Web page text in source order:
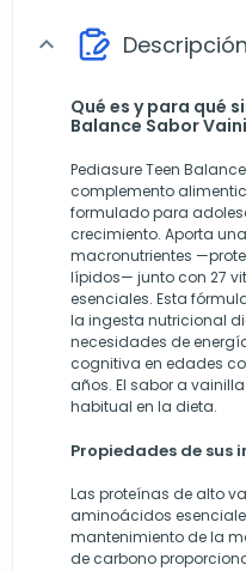
expand_more Descripción
Qué es y para qué
Balance Sabor
Pediasure Teen
complemento
formulado para
crecimiento. Aporta
macronutrientes
lípidos— junto con 27
esenciales. Esta
la ingesta nutricional
necesidades de
cognitiva en edades
años. El sabor a
habitual en la dieta.
Propiedades de sus
Las proteínas de alto
aminoácidos
mantenimiento de la
de carbono